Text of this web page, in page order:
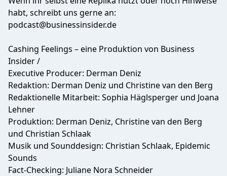
habt, schreibt uns gerne an:
podcast@businessinsider.de
Cashing Feelings – eine Produktion von Business
Insider /
Executive Producer: Derman Deniz
Redaktion: Derman Deniz und Christine van den Berg
Redaktionelle Mitarbeit: Sophia Häglsperger und Joana
Lehner
Produktion: Derman Deniz, Christine van den Berg
und Christian Schlaak
Musik und Sounddesign: Christian Schlaak, Epidemic
Sounds
Fact-Checking: Juliane Nora Schneider